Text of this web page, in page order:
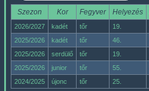
Szezon Kor Fegyver Helyezés
2026/2027 kadét tőr 19.
2025/2026
kadét tőr 46.
2025/2026
serdülő tőr 19.
2025/2026
junior tőr 55.
2024/2025
újonc tőr 25.